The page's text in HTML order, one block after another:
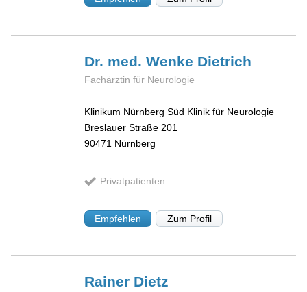
Dr. med. Wenke Dietrich
Fachärztin für Neurologie
Klinikum Nürnberg Süd Klinik für Neurologie
Breslauer Straße 201
90471 Nürnberg
Privatpatienten
Empfehlen Zum Profil
Rainer Dietz